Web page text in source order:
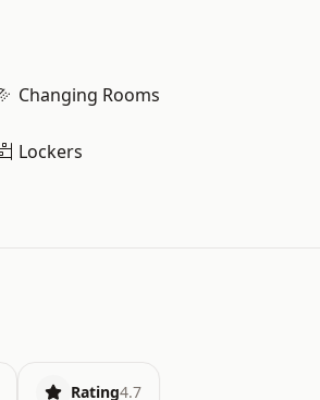
Changing Rooms
Lockers
Rating4.7